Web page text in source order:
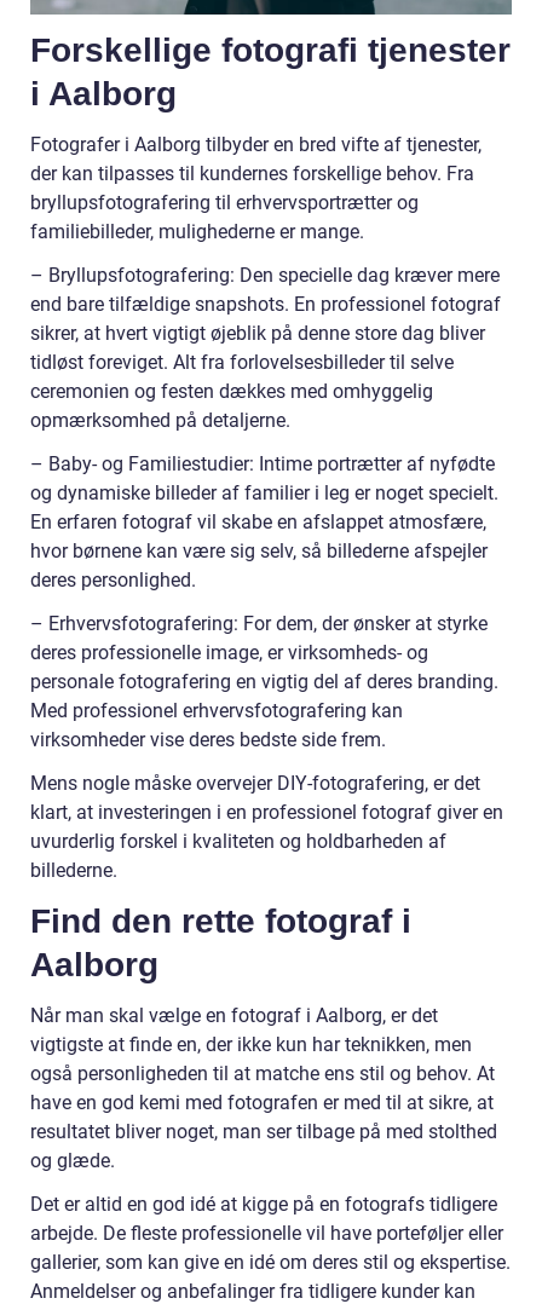
Forskellige fotografi tjenester
i Aalborg
Fotografer i Aalborg tilbyder en bred vifte af tjenester,
der kan tilpasses til kundernes forskellige behov. Fra
bryllupsfotografering til erhvervsportrætter og
familiebilleder, mulighederne er mange.
– Bryllupsfotografering: Den specielle dag kræver mere
end bare tilfældige snapshots. En professionel fotograf
sikrer, at hvert vigtigt øjeblik på denne store dag bliver
tidløst foreviget. Alt fra forlovelsesbilleder til selve
ceremonien og festen dækkes med omhyggelig
opmærksomhed på detaljerne.
– Baby- og Familiestudier: Intime portrætter af nyfødte
og dynamiske billeder af familier i leg er noget specielt.
En erfaren fotograf vil skabe en afslappet atmosfære,
hvor børnene kan være sig selv, så billederne afspejler
deres personlighed.
– Erhvervsfotografering: For dem, der ønsker at styrke
deres professionelle image, er virksomheds- og
personale fotografering en vigtig del af deres branding.
Med professionel erhvervsfotografering kan
virksomheder vise deres bedste side frem.
Mens nogle måske overvejer DIY-fotografering, er det
klart, at investeringen i en professionel fotograf giver en
uvurderlig forskel i kvaliteten og holdbarheden af
billederne.
Find den rette fotograf i
Aalborg
Når man skal vælge en fotograf i Aalborg, er det
vigtigste at finde en, der ikke kun har teknikken, men
også personligheden til at matche ens stil og behov. At
have en god kemi med fotografen er med til at sikre, at
resultatet bliver noget, man ser tilbage på med stolthed
og glæde.
Det er altid en god idé at kigge på en fotografs tidligere
arbejde. De fleste professionelle vil have porteføljer eller
gallerier, som kan give en idé om deres stil og ekspertise.
Anmeldelser og anbefalinger fra tidligere kunder kan